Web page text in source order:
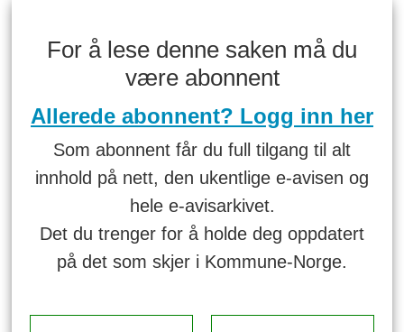
For å lese denne saken må du
være abonnent
Allerede abonnent? Logg inn her
Som abonnent får du full tilgang til alt
innhold på nett, den ukentlige e-avisen og
hele e-avisarkivet.
Det du trenger for å holde deg oppdatert
på det som skjer i Kommune-Norge.